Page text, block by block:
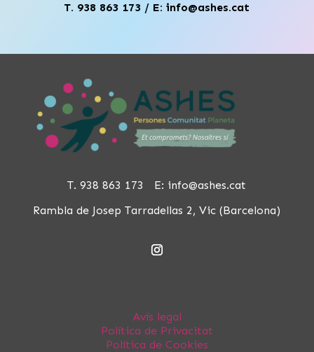
T. 938 863 173 / E:info@ashes.cat
T. 938 863 173 E: info@ashes.cat
Rambla de Josep Tarradellas 2, Vic (Barcelona)
Avís legal
Política de Privacitat
Política de Cookies